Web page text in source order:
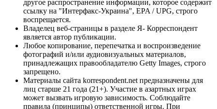
другое распространение информации, которое содержит
ссылку на "Интерфакс-Украина", EPA / UPG, строго
воспрещается.
Владелец веб-страницы в разделе Я- Корреспондент
является автор публикации.
Любое копирование, перепечатка и воспроизведение
фотографий и/или аудиовизуальных материалов,
принадлежащих правообладателю Getty Images, строго
запрещено.
Материалы сайта korrespondent.net предназначены для
лиц старше 21 года (21+). Участие в азартных играх
может вызвать игровую зависимость. Соблюдайте
правила (принципы) ответственной игры. При